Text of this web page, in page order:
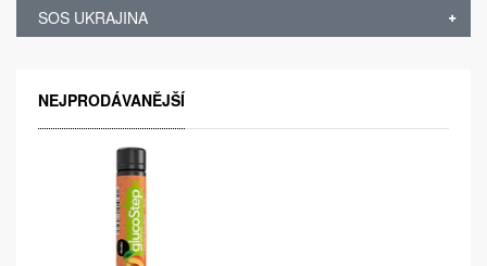
SOS UKRAJINA
NEJPRODÁVANĚJŠÍ